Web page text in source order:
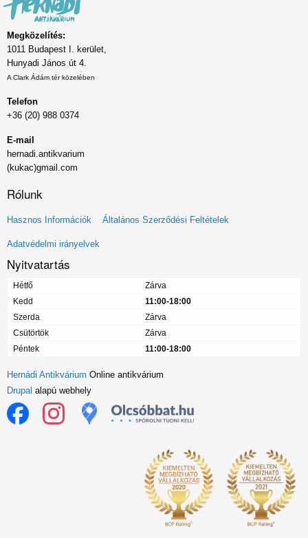
Megközelítés:
1011 Budapest I. kerület,
Hunyadi János út 4.
A Clark Ádám tér közelében
Telefon
+36 (20) 988 0374
E-mail
hernadi.antikvarium
(kukac)gmail.com
Rólunk
Lábléc
menü
Hasznos Információk Általános Szerződési Feltételek
Adatvédelmi irányelvek
Nyitvatartás
Hétfő
Zárva
Kedd
11:00-18:00
Szerda
Zárva
Csütörtök
Zárva
Péntek
11:00-18:00
Hernádi Antikvárium Online antikvárium
Drupal alapú webhely